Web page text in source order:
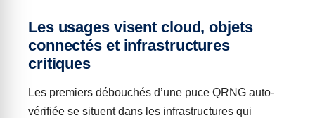
Les usages visent cloud, objets
connectés et infrastructures
critiques
Les premiers débouchés d’une puce QRNG auto-
vérifiée se situent dans les infrastructures qui